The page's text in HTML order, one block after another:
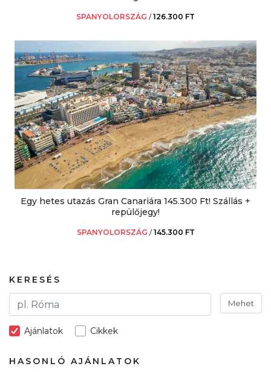
SPANYOLORSZÁG /126.300 FT
Egy hetes utazás Gran Canariára 145.300 Ft! Szállás +
repülőjegy!
SPANYOLORSZÁG /145.300 FT
KERESÉS
Mehet
Ajánlatok Cikkek
HASONLÓ AJÁNLATOK